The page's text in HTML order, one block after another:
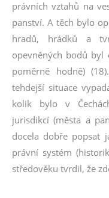
právních vztahů na
panství. A těch bylo
hradů, hrádků a
opevněných bodů
poměrně hodně)
tehdejší situace
kolik bylo v
jurisdikcí (města a
docela dobře popsat
právní systém
středověku tvrdil, že